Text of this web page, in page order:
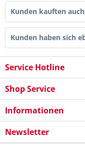
Kunden kauften auch
Kunden haben sich
Service Hotline
Shop Service
Informationen
Newsletter